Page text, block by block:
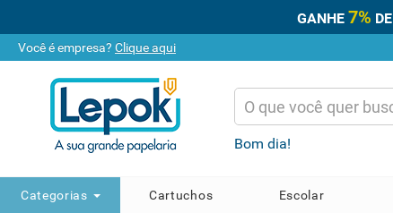
GANHE 7%
Você é empresa? Clique aqui
Bom dia!
Categorias Cartuchos Escolar